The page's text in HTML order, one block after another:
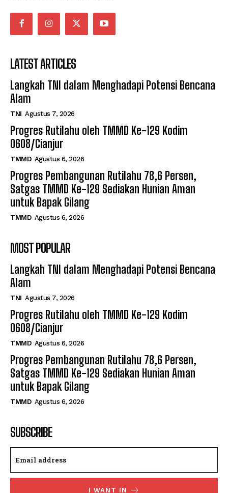
LATEST ARTICLES
Langkah TNI dalam Menghadapi Potensi Bencana
Alam
TNI Agustus 7, 2026
Progres Rutilahu oleh TMMD Ke-129 Kodim
0608/Cianjur
TMMD Agustus 6, 2026
Progres Pembangunan Rutilahu 78,6 Persen,
Satgas TMMD Ke-129 Sediakan Hunian Aman
untuk Bapak Gilang
TMMD Agustus 6, 2026
MOST POPULAR
Langkah TNI dalam Menghadapi Potensi Bencana
Alam
TNI Agustus 7, 2026
Progres Rutilahu oleh TMMD Ke-129 Kodim
0608/Cianjur
TMMD Agustus 6, 2026
Progres Pembangunan Rutilahu 78,6 Persen,
Satgas TMMD Ke-129 Sediakan Hunian Aman
untuk Bapak Gilang
TMMD Agustus 6, 2026
SUBSCRIBE
I WANT IN